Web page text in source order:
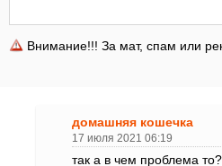
Внимание!!! За мат, спам или
домашняя кошечка
17 июля 2021 06:19
так а в чем проблема